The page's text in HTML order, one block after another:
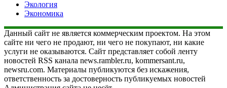
Экология
Экономика
Данный сайт не является коммерческим проектом. На этом
сайте ни чего не продают, ни чего не покупают, ни какие
услуги не оказываются. Сайт представляет собой ленту
новостей RSS канала news.rambler.ru, kommersant.ru,
newsru.com. Материалы публикуются без искажения,
ответственность за достоверность публикуемых новостей